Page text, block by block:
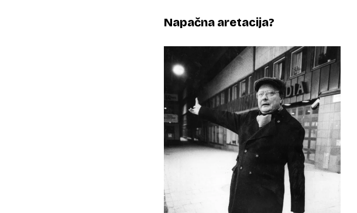
Napačna aretacija?